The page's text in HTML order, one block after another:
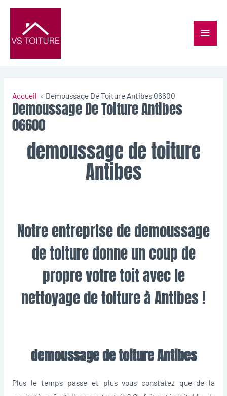
Accueil Demoussage De Toiture Antibes 06600
Demoussage De Toiture Antibes
06600
demoussage de toiture
Antibes
Notre entreprise de demoussage
de toiture donne un coup de
propre votre toit avec le
nettoyage de toiture à Antibes !
demoussage de toiture Antibes
Plus le temps passe et plus vous constatez que de la